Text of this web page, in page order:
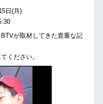
日(月)
が取材してきた貴重な記
ください。